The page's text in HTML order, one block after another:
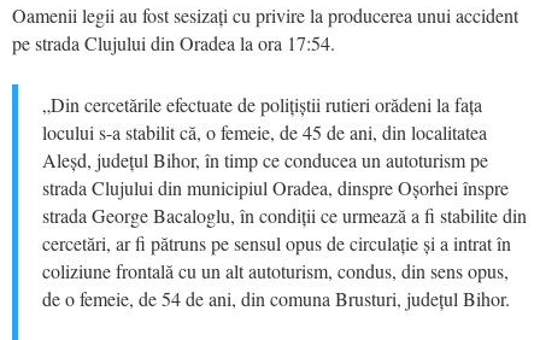
Oamenii legii au fost sesizați cu privire la producerea unui accident
pe strada Clujului din Oradea la ora 17:54.
„Din cercetările efectuate de polițiștii rutieri orădeni la fața
locului s-a stabilit că, o femeie, de 45 de ani, din localitatea
Aleșd, județul Bihor, în timp ce conducea un autoturism pe
strada Clujului din municipiul Oradea, dinspre Oșorhei înspre
strada George Bacaloglu, în condiții ce urmează a fi stabilite din
cercetări, ar fi pătruns pe sensul opus de circulație și a intrat în
coliziune frontală cu un alt autoturism, condus, din sens opus,
de o femeie, de 54 de ani, din comuna Brusturi, județul Bihor.